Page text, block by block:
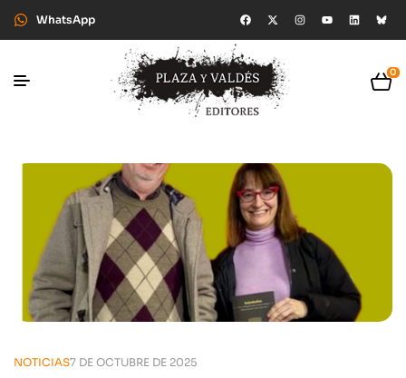
WhatsApp
0
NOTICIAS7 DE OCTUBRE DE 2025